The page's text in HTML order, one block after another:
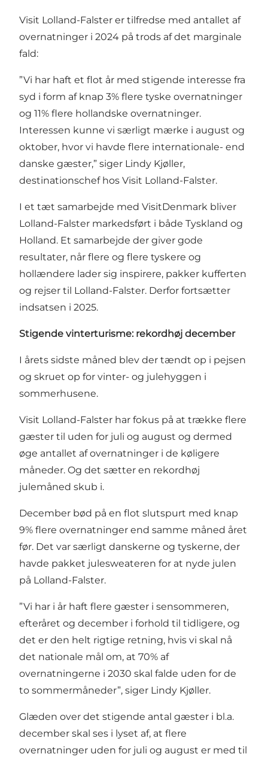
Visit Lolland-Falster er tilfredse med antallet af
overnatninger i 2024 på trods af det marginale
fald:
”Vi har haft et flot år med stigende interesse fra
syd i form af knap 3% flere tyske overnatninger
og 11% flere hollandske overnatninger.
Interessen kunne vi særligt mærke i august og
oktober, hvor vi havde flere internationale- end
danske gæster,” siger Lindy Kjøller,
destinationschef hos Visit Lolland-Falster.
I et tæt samarbejde med VisitDenmark bliver
Lolland-Falster markedsført i både Tyskland og
Holland. Et samarbejde der giver gode
resultater, når flere og flere tyskere og
hollændere lader sig inspirere, pakker kufferten
og rejser til Lolland-Falster. Derfor fortsætter
indsatsen i 2025.
Stigende vinterturisme: rekordhøj december
I årets sidste måned blev der tændt op i pejsen
og skruet op for vinter- og julehyggen i
sommerhusene.
Visit Lolland-Falster har fokus på at trække flere
gæster til uden for juli og august og dermed
øge antallet af overnatninger i de køligere
måneder. Og det sætter en rekordhøj
julemåned skub i.
December bød på en flot slutspurt med knap
9% flere overnatninger end samme måned året
før. Det var særligt danskerne og tyskerne, der
havde pakket julesweateren for at nyde julen
på Lolland-Falster.
”Vi har i år haft flere gæster i sensommeren,
efteråret og december i forhold til tidligere, og
det er den helt rigtige retning, hvis vi skal nå
det nationale mål om, at 70% af
overnatningerne i 2030 skal falde uden for de
to sommermåneder”, siger Lindy Kjøller.
Glæden over det stigende antal gæster i bl.a.
december skal ses i lyset af, at flere
overnatninger uden for juli og august er med til